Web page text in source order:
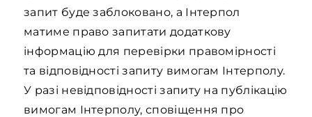
запит буде заблоковано, а Інтерпол
матиме право запитати додаткову
інформацію для перевірки правомірності
та відповідності запиту вимогам Інтерполу.
У разі невідповідності запиту на публікацію
вимогам Інтерполу, сповіщення про